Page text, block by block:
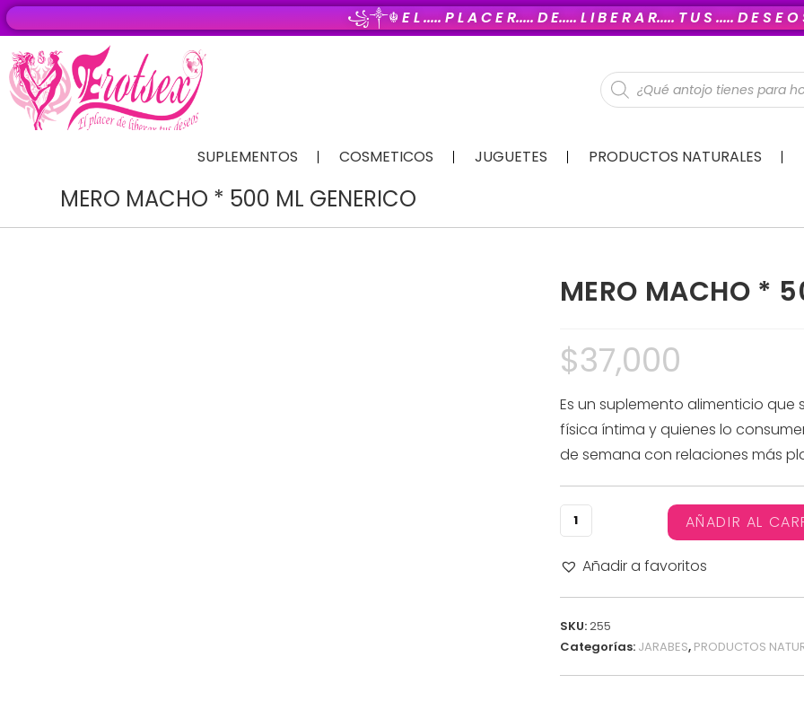
꧁༒☬E L ..... P L A C E R..... D E..... L I B E R A R..... T U S ..... D E S E
SUPLEMENTOS COSMETICOS JUGUETES PRODUCTOS NATURALES
MERO MACHO * 500 ML GENERICO
MERO MACHO *
$37,000
Es un suplemento alimenticio
física íntima y quienes lo
de semana con relaciones más
AÑADIR AL
Añadir a favoritos
SKU:255
Categorías: JARABES, PRODUCTOS